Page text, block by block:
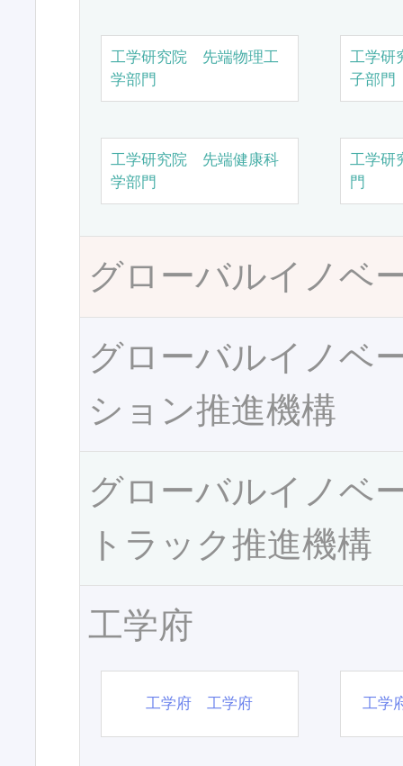
工学研究院 先端物理工
学部門
工学研
子部門
工学研究院 先端健康科
学部門
工学研
門
グローバルイノベ
グローバルイノベ
ション推進機構
グローバルイノベ
トラック推進機構
工学府
工学府 工学府 工学